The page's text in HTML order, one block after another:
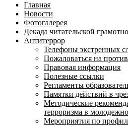
Главная
Новости
Фотогалерея
Декада читательской
Антитеррор
Телефоны экстренных
Пожаловаться на
Правовая информация
Полезные ссылки
Регламенты
Памятки действий в
Методические
терроризма в
Мероприятия по